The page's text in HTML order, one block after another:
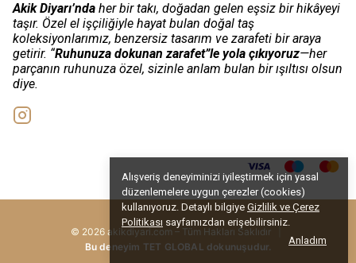
Alışveriş deneyiminizi iyileştirmek için yasal
düzenlemelere uygun çerezler (cookies)
kullanıyoruz. Detaylı bilgiye Gizlilik ve Çerez
Politikası sayfamızdan erişebilirsiniz.
Anladım
Akik Diyarı’nda her bir takı, doğadan gelen eşsiz bir hikâyeyi
taşır. Özel el işçiliğiyle hayat bulan doğal taş
koleksiyonlarımız, benzersiz tasarım ve zarafeti bir araya
getirir. “Ruhunuza dokunan zarafet”le yola çıkıyoruz—her
parçanın ruhunuza özel, sizinle anlam bulan bir ışıltısı olsun
diye.
© 2026 akikdiyari.com – Tüm Hakları Saklıdır
Bu deneyim TET GLOBAL dokunuşudur.